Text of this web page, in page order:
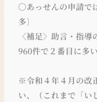
〇あっせんの申請で
多〕
〈補足〉助言・指
960件で２番目に多い
※令和４年４月の改
い、（これまで「い